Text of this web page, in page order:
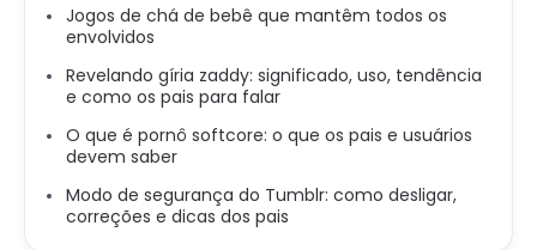
Jogos de chá de bebê que mantêm todos os
envolvidos
Revelando gíria zaddy: significado, uso, tendência
e como os pais para falar
O que é pornô softcore: o que os pais e usuários
devem saber
Modo de segurança do Tumblr: como desligar,
correções e dicas dos pais